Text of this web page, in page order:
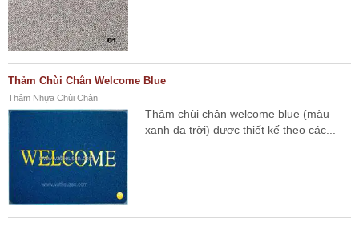
Thảm Chùi Chân Welcome Blue
Thảm Nhựa Chùi Chân
Thảm chùi chân welcome blue (màu
xanh da trời) được thiết kế theo các...